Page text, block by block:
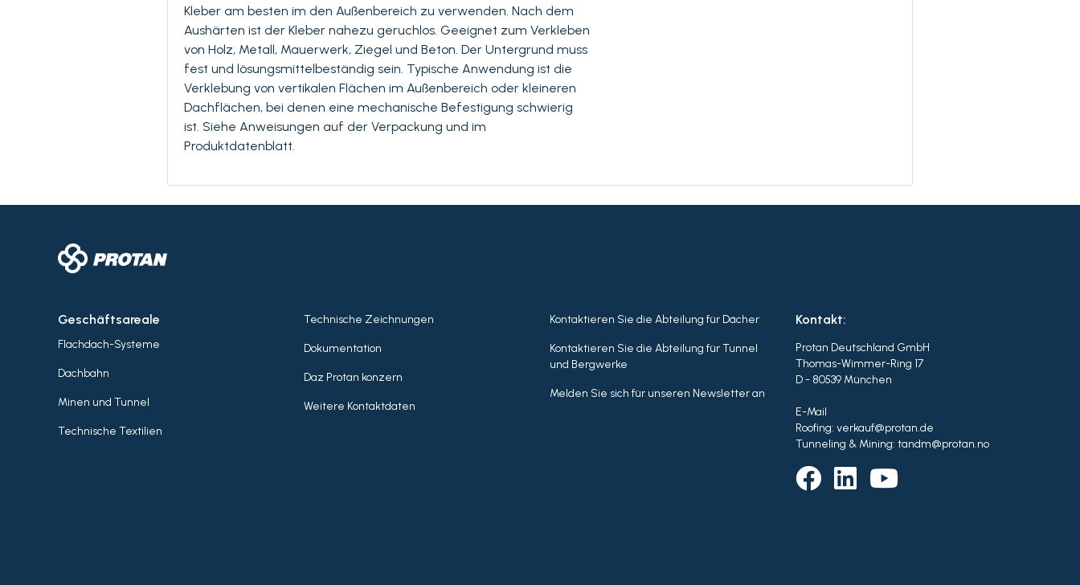
Kleber am besten im den Außenbereich zu verwenden. Nach dem
Aushärten ist der Kleber nahezu geruchlos. Geeignet zum Verkleben
von Holz, Metall, Mauerwerk, Ziegel und Beton. Der Untergrund muss
fest und lösungsmittelbeständig sein. Typische Anwendung ist die
Verklebung von vertikalen Flächen im Außenbereich oder kleineren
Dachflächen, bei denen eine mechanische Befestigung schwierig
ist. Siehe Anweisungen auf der Verpackung und im
Produktdatenblatt.
Geschäftsareale
Flachdach-Systeme
Dachbahn
Minen und Tunnel
Technische Textilien
Technische Zeichnungen
Dokumentation
Daz Protan konzern
Weitere Kontaktdaten
Kontaktieren Sie die Abteilung für Dächer
Kontaktieren Sie die Abteilung für Tunnel
und Bergwerke
Melden Sie sich für unseren Newsletter an
Kontakt:
Protan Deutschland GmbH
Thomas-Wimmer-Ring 17
D - 80539 München
E-Mail
Roofing: verkauf@protan.de
Tunneling & Mining: tandm@protan.no